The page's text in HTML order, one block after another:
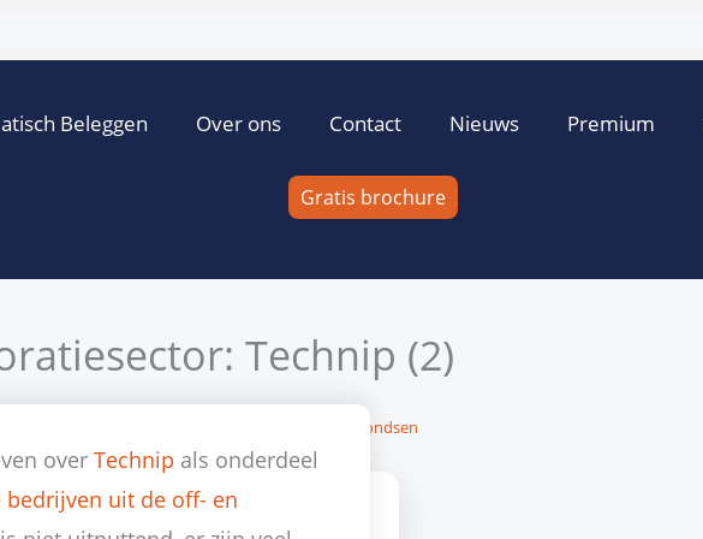
Beleggen Over ons Contact Nieuws Premium
Gratis brochure
Technip (2)
Fondsen
over Technip als onderdeel
bedrijven uit de off- en